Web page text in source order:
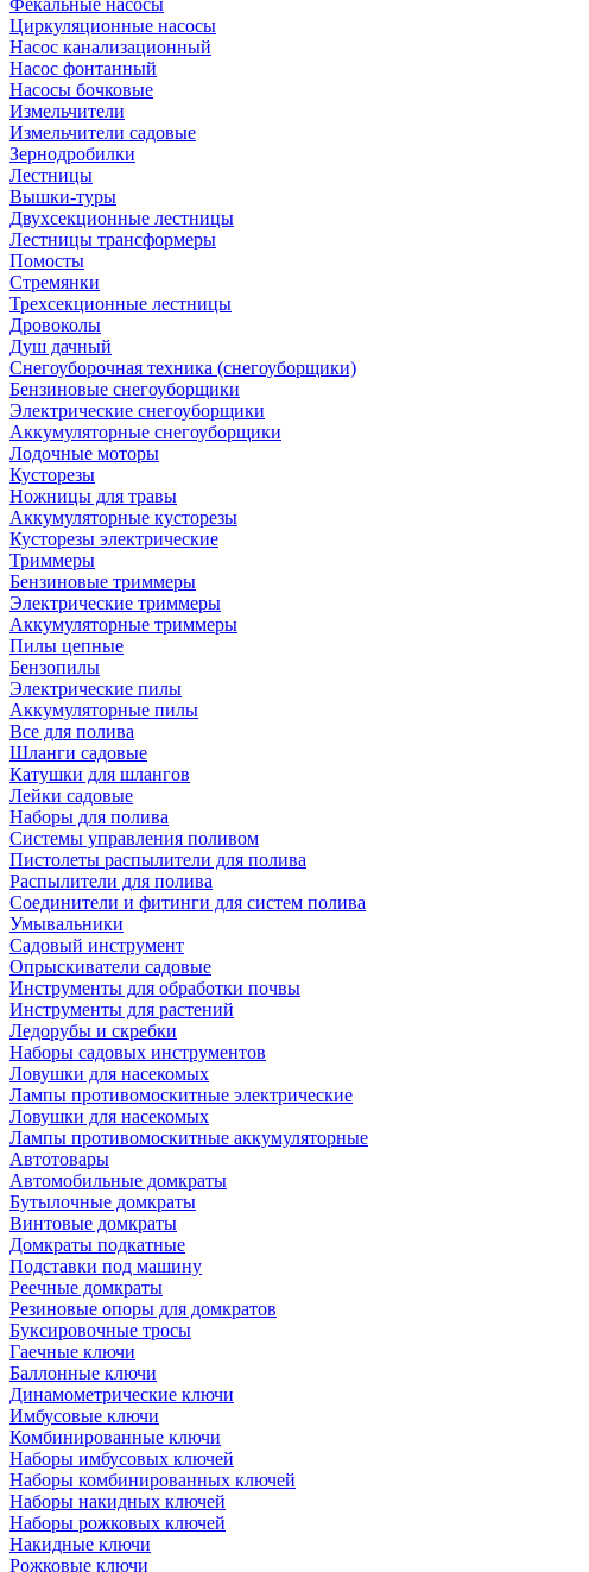
Фекальные насосы
Циркуляционные насосы
Насос канализационный
Насос фонтанный
Насосы бочковые
Измельчители
Измельчители садовые
Зернодробилки
Лестницы
Вышки-туры
Двухсекционные лестницы
Лестницы трансформеры
Помосты
Стремянки
Трехсекционные лестницы
Дровоколы
Душ дачный
Снегоуборочная техника (снегоуборщики)
Бензиновые снегоуборщики
Электрические снегоуборщики
Аккумуляторные снегоуборщики
Лодочные моторы
Кусторезы
Ножницы для травы
Аккумуляторные кусторезы
Кусторезы электрические
Триммеры
Бензиновые триммеры
Электрические триммеры
Аккумуляторные триммеры
Пилы цепные
Бензопилы
Электрические пилы
Аккумуляторные пилы
Все для полива
Шланги садовые
Катушки для шлангов
Лейки садовые
Наборы для полива
Системы управления поливом
Пистолеты распылители для полива
Распылители для полива
Соединители и фитинги для систем полива
Умывальники
Садовый инструмент
Опрыскиватели садовые
Инструменты для обработки почвы
Инструменты для растений
Ледорубы и скребки
Наборы садовых инструментов
Ловушки для насекомых
Лампы противомоскитные электрические
Ловушки для насекомых
Лампы противомоскитные аккумуляторные
Автотовары
Автомобильные домкраты
Бутылочные домкраты
Винтовые домкраты
Домкраты подкатные
Подставки под машину
Реечные домкраты
Резиновые опоры для домкратов
Буксировочные тросы
Гаечные ключи
Баллонные ключи
Динамометрические ключи
Имбусовые ключи
Комбинированные ключи
Наборы имбусовых ключей
Наборы комбинированных ключей
Наборы накидных ключей
Наборы рожковых ключей
Накидные ключи
Рожковые ключи